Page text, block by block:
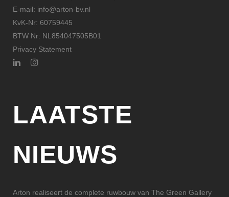
E-mail: info@arton-bv.nl
KvK-Nr: 60759445
BTW Nr: NL854047505B01
Privacy Statement
LAATSTE
NIEUWS
Arton realiseert de complete ruwbouw van The Green Gallery